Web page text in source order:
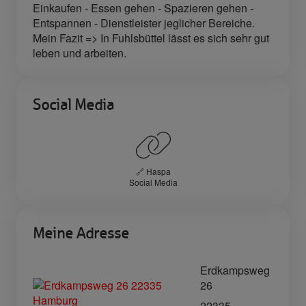
Einkaufen - Essen gehen - Spazieren gehen -
Entspannen - Dienstleister jeglicher Bereiche.
Mein Fazit => In Fuhlsbüttel lässt es sich sehr gut
leben und arbeiten.
Social Media
🔗 Haspa
Social Media
Meine Adresse
Erdkampsweg
26